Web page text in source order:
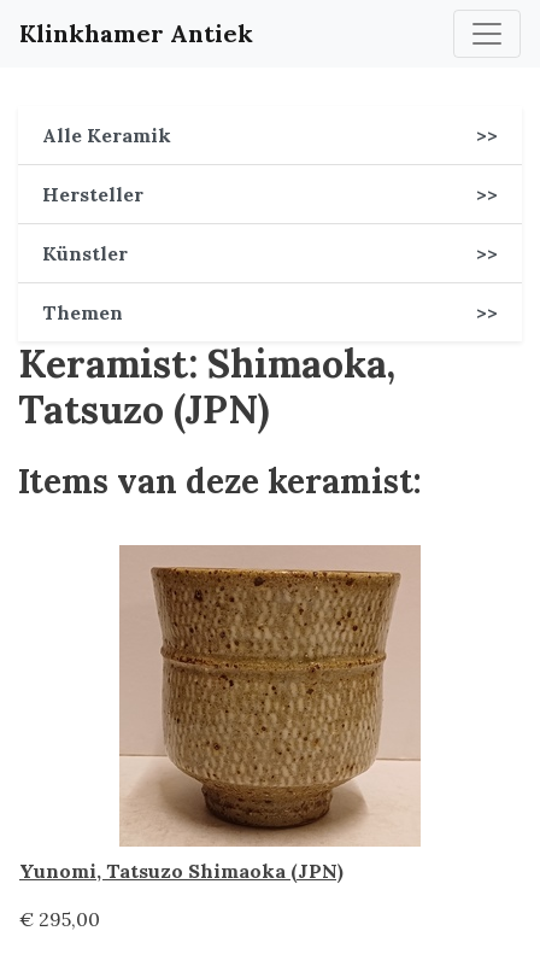
Klinkhamer Antiek
Alle Keramik >>
Hersteller >>
Künstler >>
Themen >>
Keramist: Shimaoka,
Tatsuzo (JPN)
Items van deze keramist:
Yunomi, Tatsuzo Shimaoka (JPN)
€ 295,00